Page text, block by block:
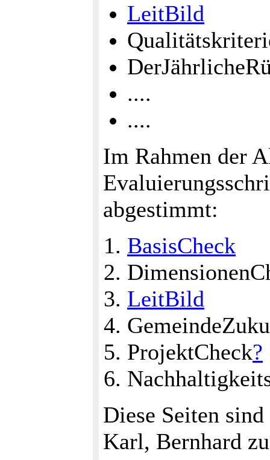
LeitBild
....
....
Im Rahmen der
abgestimmt:
BasisCheck
LeitBild
ProjektCheck?
Diese Seiten
Karl, Bernhard